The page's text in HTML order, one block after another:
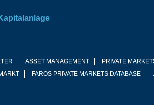
ASSET MANAGEMENT PRIVATE
FAROS PRIVATE MARKETS DATABASE